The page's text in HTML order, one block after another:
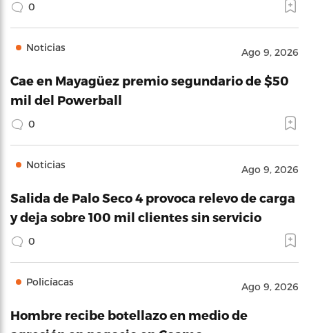
0
Noticias Ago 9, 2026
Cae en Mayagüez premio segundario de $50
mil del Powerball
0
Noticias Ago 9, 2026
Salida de Palo Seco 4 provoca relevo de carga
y deja sobre 100 mil clientes sin servicio
0
Policíacas Ago 9, 2026
Hombre recibe botellazo en medio de